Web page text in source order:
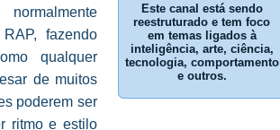
fazendo
qualquer
de muitos
poderem ser
ritmo e estilo
Este canal está sendo
reestruturado e tem foco
em temas ligados à
inteligência, arte, ciência,
tecnologia, comportamento
e outros.